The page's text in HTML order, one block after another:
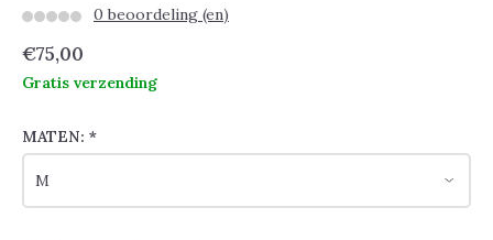
0 beoordeling (en)
€75,00
Gratis verzending
MATEN: *